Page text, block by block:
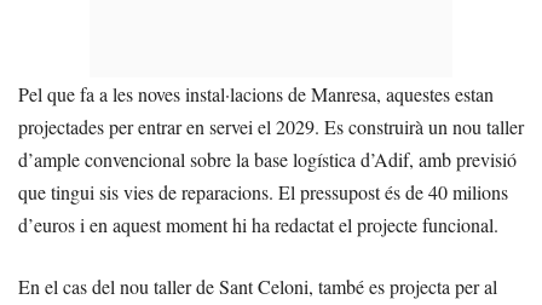
Pel que fa a les noves instal·lacions de Manresa, aquestes estan
projectades per entrar en servei el 2029. Es construirà un nou taller
d’ample convencional sobre la base logística d’Adif, amb previsió
que tingui sis vies de reparacions. El pressupost és de 40 milions
d’euros i en aquest moment hi ha redactat el projecte funcional.
En el cas del nou taller de Sant Celoni, també es projecta per al